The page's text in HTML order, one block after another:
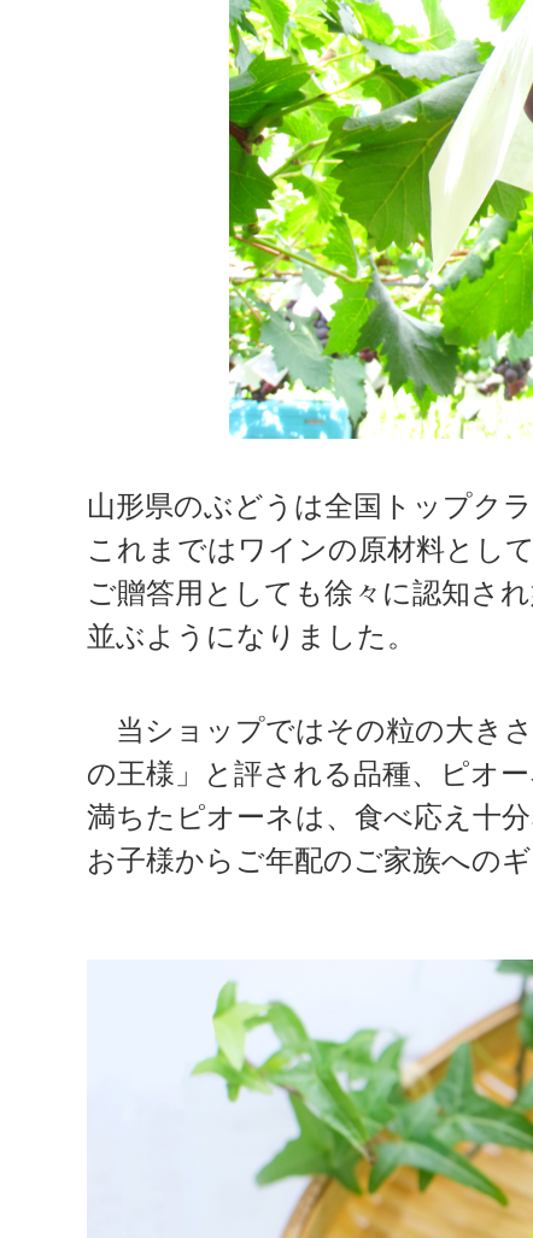
山形県のぶどうは全国トップク
これまではワインの原材料とし
ご贈答用としても徐々に認知さ
並ぶようになりました。
当ショップではその粒の大き
の王様」と評される品種、ピオ
満ちたピオーネは、食べ応え十
お子様からご年配のご家族への